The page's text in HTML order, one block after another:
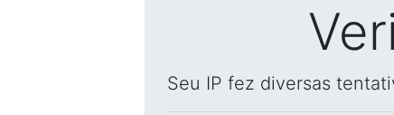
Seu IP fez diversas